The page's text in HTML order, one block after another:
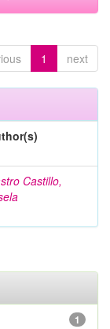
1 next
Castillo,
1